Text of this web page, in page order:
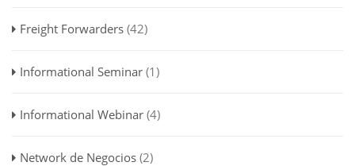
Freight Forwarders (42)
Informational Seminar (1)
Informational Webinar (4)
Network de Negocios (2)